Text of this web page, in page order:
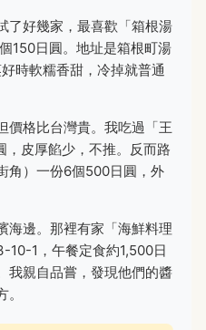
了好幾家，最喜歡「箱根湯
150日圓。地址是箱根町湯
時軟糯香甜，冷掉就普通
價格比台灣貴。我吃過「王
皮厚餡少，不推。反而路
角）一份6個500日圓，外
海邊。那裡有家「海鮮料理
10-1，午餐定食約1,500日
我親自品嘗，發現他們的醬